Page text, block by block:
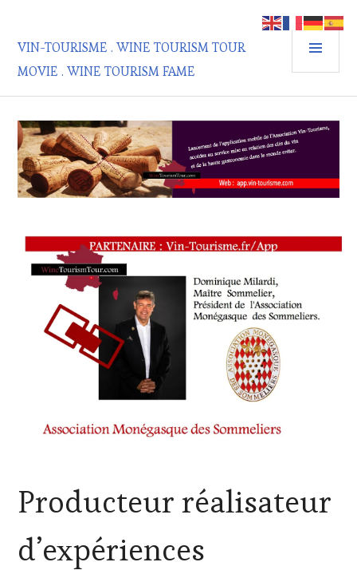
contenu
principal
VIN-TOURISME . WINE TOURISM TOUR
MOVIE . WINE TOURISM FAME
CHALLENGE
HORS
DE
CONFORT,
Producteur réalisateur
d’expériences